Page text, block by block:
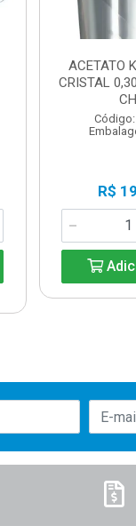
ACETATO
CRISTAL
CH
R$